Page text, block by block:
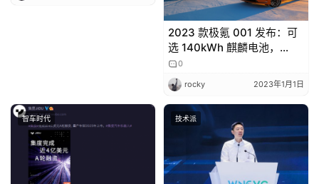
2023 款极氪 001 发布：可
选 140kWh 麒麟电池，
CLTC 续航达 1032km
0
rocky 2023年1月1日
智车时代 技术派